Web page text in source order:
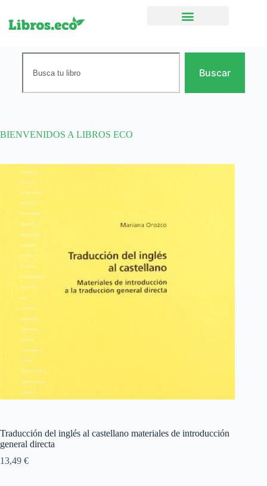
Buscar
BIENVENIDOS A LIBROS ECO
Traducción del inglés al castellano materiales de introducción
general directa
13,49 €